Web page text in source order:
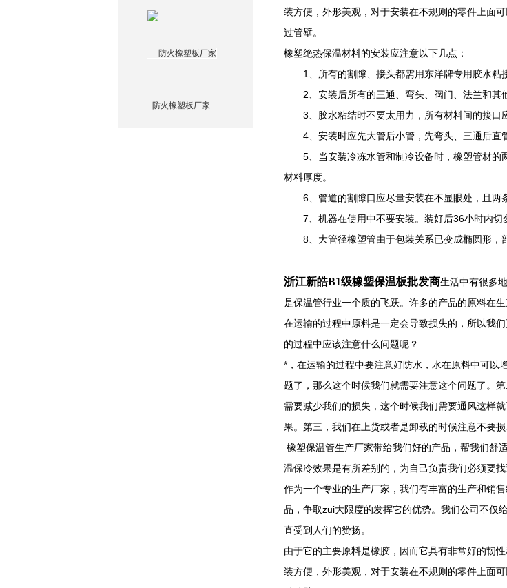
防火橡塑板厂家
装方便，外形美观，对于安装在不规则的零件上面
过管壁。
橡塑绝热保温材料的安装应注意以下几点：
1、所有的割隙、接头都需用东洋牌专用胶水粘接
2、安装后所有的三通、弯头、阀门、法兰和其
3、胶水粘结时不要太用力，所有材料间的接口应
4、安装时应先大管后小管，先弯头、三通后直管
5、当安装冷冻水管和制冷设备时，橡塑管材的
材料厚度。
6、管道的割隙口应尽量安装在不显眼处，且两
7、机器在使用中不要安装。装好后36小时内切
8、大管径橡塑管由于包装关系已变成椭圆形，
浙江新皓B1级橡塑保温板批发商生活中有很多
是保温管行业一个质的飞跃。许多的产品的原料在
在运输的过程中原料是一定会导致损失的，所以我
的过程中应该注意什么问题呢？
*，在运输的过程中要注意好防水，水在原料中可以
题了，那么这个时候我们就需要注意这个问题了。
需要减少我们的损失，这个时候我们需要通风这样
果。第三，我们在上货或者是卸载的时候注意不要
橡塑保温管生产厂家带给我们好的产品，帮我们舒
温保冷效果是有所差别的，为自己负责我们必须要
作为一个专业的生产厂家，我们有丰富的生产和销
品，争取zui大限度的发挥它的优势。我们公司不仅
直受到人们的赞扬。
由于它的主要原料是橡胶，因而它具有非常好的韧
装方便，外形美观，对于安装在不规则的零件上面